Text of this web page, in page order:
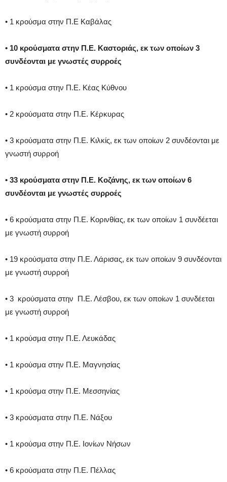
• 1 κρούσμα στην Π.Ε Καβάλας
• 10 κρούσματα στην Π.Ε. Καστοριάς, εκ των οποίων 3
συνδέονται με γνωστές συρροές
• 1 κρούσμα στην Π.Ε. Κέας Κύθνου
• 2 κρούσματα στην Π.Ε. Κέρκυρας
• 3 κρούσματα στην Π.Ε. Κιλκίς, εκ των οποίων 2 συνδέονται με
γνωστή συρροή
• 33 κρούσματα στην Π.Ε. Κοζάνης, εκ των οποίων 6
συνδέονται με γνωστές συρροές
• 6 κρούσματα στην Π.Ε. Κορινθίας, εκ των οποίων 1 συνδέεται
με γνωστή συρροή
• 19 κρούσματα στην Π.Ε. Λάρισας, εκ των οποίων 9 συνδέονται
με γνωστή συρροή
• 3 κρούσματα στην Π.Ε. Λέσβου, εκ των οποίων 1 συνδέεται
με γνωστή συρροή
• 1 κρούσμα στην Π.Ε. Λευκάδας
• 1 κρούσμα στην Π.Ε. Μαγνησίας
• 1 κρούσμα στην Π.Ε. Μεσσηνίας
• 3 κρούσματα στην Π.Ε. Νάξου
• 1 κρούσμα στην Π.Ε. Ιονίων Νήσων
• 6 κρούσματα στην Π.Ε. Πέλλας